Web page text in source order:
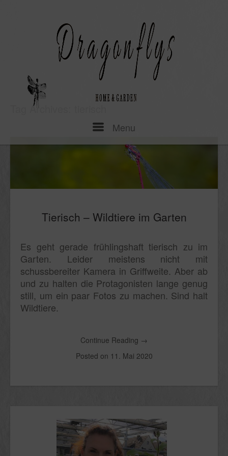
Menu
Tag Archives:
Tierisch – Wildtiere im Garten
Es geht gerade frühlingshaft tierisch zu im
Garten. Leider meistens nicht mit
schussbereiter Kamera in Griffweite. Aber ab
und zu halten die Protagonisten lange genug
still, um ein paar Fotos zu machen. Sind halt
Wildtiere.
Continue Reading →
Posted on 11. Mai 2020